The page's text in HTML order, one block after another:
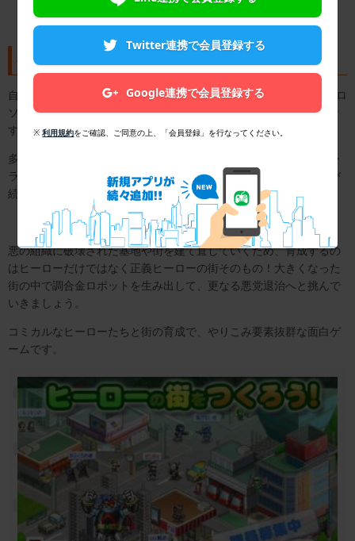
発進!!ヒーロー基地
自分だけのヒーローを育成できる「発進!!ヒーロー基地」は、カイロ
ソフトのスマホゲームの中でも特にコミカルな完成度の育成SLGで
す。
多数登場するヒーローたちは、どこかで見たことのあるようなキャ
ラクターばかり！新たなヒーローの登場が楽しみで、ついつい遊び
続けてしまう魅力がいっぱいです。
悪の組織に破壊された基地や街を建て直していくため、育成するの
はヒーローだけではなく正義ヒーローの街そのもの！大きくなった
街の中で調合金ロボットを生み出して、更なる悪党退治へと挑んで
いきましょう。
コミカルなヒーローたちと街の育成で、やりこみ要素抜群な面白ゲ
ームです。
Twitter連携で会員登録する
Google連携で会員登録する
※利用規約をご確認、ご同意の上、「会員登録」を行なってください。